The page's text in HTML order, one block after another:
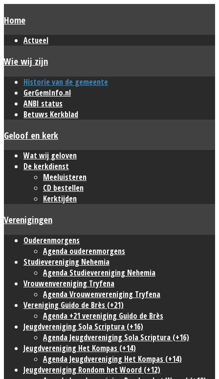
Home
Actueel
Wie wij zijn
Historie van de gemeente
GerGemInfo.nl
ANBI status
Betuws Kerkblad
Geloof en kerk
Wat wij geloven
De kerkdienst
Meeluisteren
CD bestellen
Kerktijden
Verenigingen
Ouderenmorgens
Agenda ouderenmorgens
Studievereniging Nehemia
Agenda Studievereniging Nehemia
Vrouwenvereniging Tryfena
Agenda Vrouwenvereniging Tryfena
Vereniging Guido de Brès (+21)
Agenda +21 vereniging Guido de Brès
Jeugdvereniging Sola Scriptura (+16)
Agenda Jeugdvereniging Sola Scriptura (+16)
Jeugdvereniging Het Kompas (+14)
Agenda Jeugdvereniging Het Kompas (+14)
Jeugdvereniging Rondom het Woord (+12)